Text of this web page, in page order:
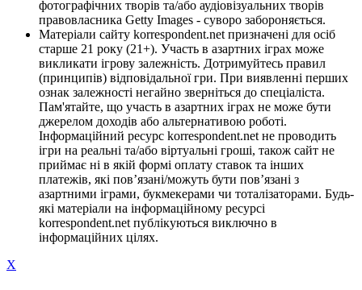
фотографічних творів та/або аудіовізуальних творів
правовласника Getty Images - суворо забороняється.
Матеріали сайту korrespondent.net призначені для осіб
старше 21 року (21+). Участь в азартних іграх може
викликати ігрову залежність. Дотримуйтесь правил
(принципів) відповідальної гри. При виявленні перших
ознак залежності негайно зверніться до спеціаліста.
Пам'ятайте, що участь в азартних іграх не може бути
джерелом доходів або альтернативою роботі.
Інформаційний ресурс korrespondent.net не проводить
ігри на реальні та/або віртуальні гроші, також сайт не
приймає ні в якій формі оплату ставок та інших
платежів, які пов’язані/можуть бути пов’язані з
азартними іграми, букмекерами чи тоталізаторами. Будь-
які матеріали на інформаційному ресурсі
korrespondent.net публікуються виключно в
інформаційних цілях.
X